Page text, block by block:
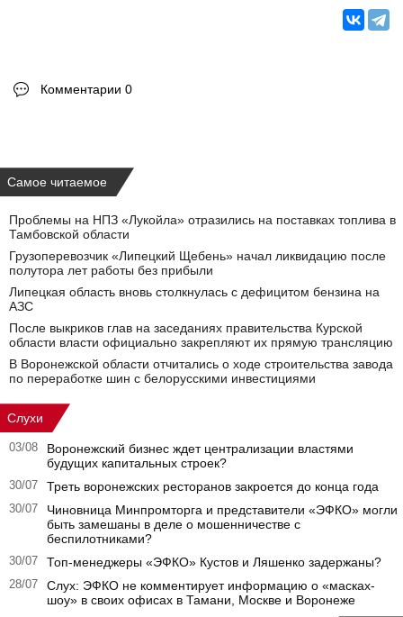
Комментарии 0
Самое читаемое
Проблемы на НПЗ «Лукойла» отразились на поставках топлива в
Тамбовской области
Грузоперевозчик «Липецкий Щебень» начал ликвидацию после
полутора лет работы без прибыли
Липецкая область вновь столкнулась с дефицитом бензина на
АЗС
После выкриков глав на заседаниях правительства Курской
области власти официально закрепляют их прямую трансляцию
В Воронежской области отчитались о ходе строительства завода
по переработке шин с белорусскими инвестициями
Слухи
03/08
Воронежский бизнес ждет централизации властями
будущих капитальных строек?
30/07 Треть воронежских ресторанов закроется до конца года
30/07
Чиновница Минпромторга и представители «ЭФКО» могли
быть замешаны в деле о мошенничестве с
беспилотниками?
30/07 Топ-менеджеры «ЭФКО» Кустов и Ляшенко задержаны?
28/07
Слух: ЭФКО не комментирует информацию о «масках-
шоу» в своих офисах в Тамани, Москве и Воронеже